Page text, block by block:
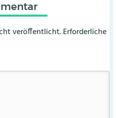
veröffentlicht. Erforderliche